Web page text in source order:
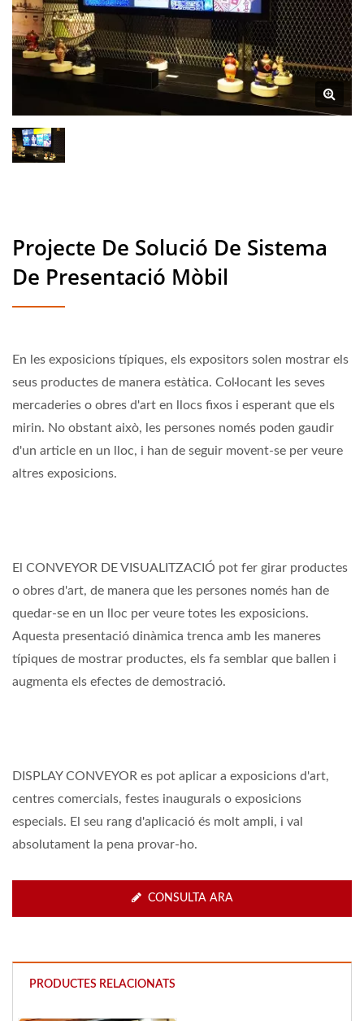
Projecte De Solució De Sistema
De Presentació Mòbil
En les exposicions típiques, els expositors solen mostrar els
seus productes de manera estàtica. Col·locant les seves
mercaderies o obres d'art en llocs fixos i esperant que els
mirin. No obstant això, les persones només poden gaudir
d'un article en un lloc, i han de seguir movent-se per veure
altres exposicions.
El CONVEYOR DE VISUALITZACIÓ pot fer girar productes
o obres d'art, de manera que les persones només han de
quedar-se en un lloc per veure totes les exposicions.
Aquesta presentació dinàmica trenca amb les maneres
típiques de mostrar productes, els fa semblar que ballen i
augmenta els efectes de demostració.
DISPLAY CONVEYOR es pot aplicar a exposicions d'art,
centres comercials, festes inaugurals o exposicions
especials. El seu rang d'aplicació és molt ampli, i val
absolutament la pena provar-ho.
CONSULTA ARA
PRODUCTES RELACIONATS